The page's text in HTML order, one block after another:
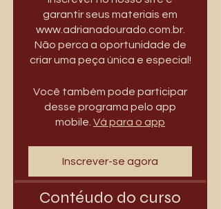
garantir seus materiais em
www.adrianadourado.com.br.
Não perca a oportunidade de
criar uma peça única e especial!
Você também pode participar
desse programa pelo app
mobile. Vá para o app
Inscrever-se agora
Contéudo do curso